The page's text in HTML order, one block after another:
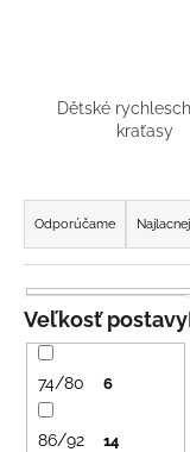
Dětské
kraťasy
R
a
d
e
n
i
e
p
Odporúčame
Veľkosť postavy
74/80 6
86/92 14
O
d
p